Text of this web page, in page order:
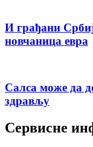
И грађани
новчаница евра
Салса може да
здрављу
Сервисне